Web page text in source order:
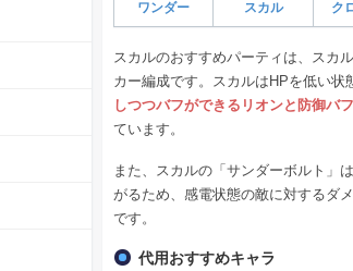
ワンダー スカル ク
スカルのおすすめパーティは、スカ
カー編成です。スカルはHPを低い状
しつつバフができるリオンと防御バ
ています。
また、スカルの「サンダーボルト」
がるため、感電状態の敵に対するダ
です。
代用おすすめキャラ